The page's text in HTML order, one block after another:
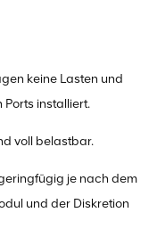
keine Lasten und
installiert.
voll belastbar.
je nach dem
und der Diskretion